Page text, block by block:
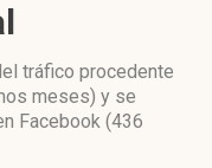
tráfico procedente
meses) y se
Facebook (436